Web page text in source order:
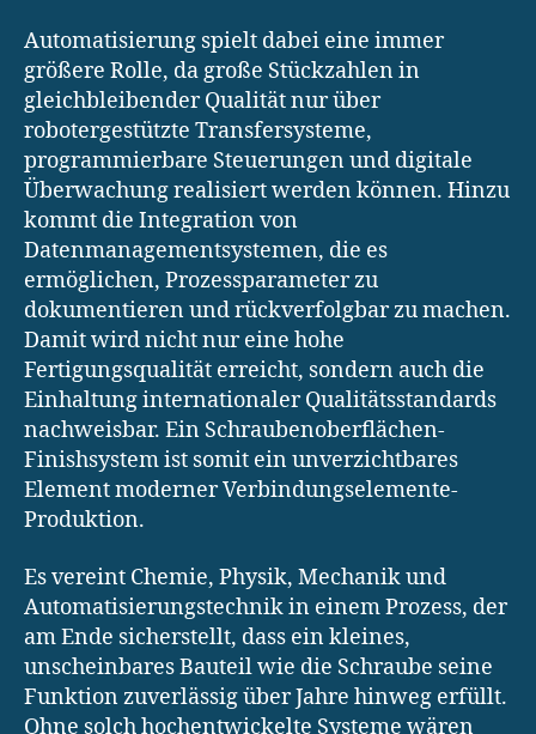
Automatisierung spielt dabei eine immer
größere Rolle, da große Stückzahlen in
gleichbleibender Qualität nur über
robotergestützte Transfersysteme,
programmierbare Steuerungen und digitale
Überwachung realisiert werden können. Hinzu
kommt die Integration von
Datenmanagementsystemen, die es
ermöglichen, Prozessparameter zu
dokumentieren und rückverfolgbar zu machen.
Damit wird nicht nur eine hohe
Fertigungsqualität erreicht, sondern auch die
Einhaltung internationaler Qualitätsstandards
nachweisbar. Ein Schraubenoberflächen-
Finishsystem ist somit ein unverzichtbares
Element moderner Verbindungselemente-
Produktion.
Es vereint Chemie, Physik, Mechanik und
Automatisierungstechnik in einem Prozess, der
am Ende sicherstellt, dass ein kleines,
unscheinbares Bauteil wie die Schraube seine
Funktion zuverlässig über Jahre hinweg erfüllt.
Ohne solch hochentwickelte Systeme wären